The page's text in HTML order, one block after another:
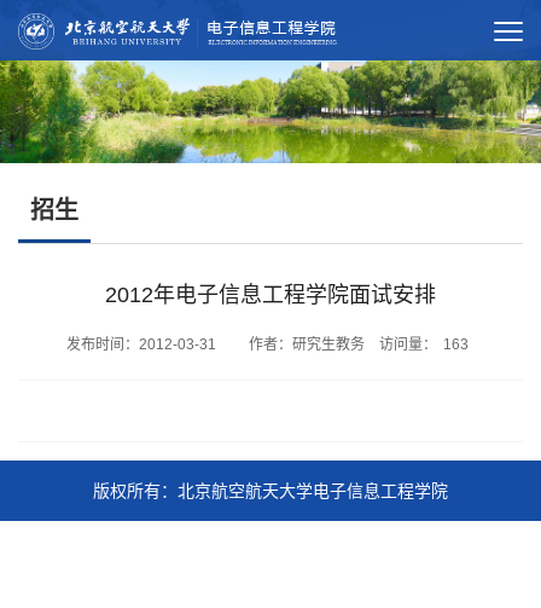
招生
2012年电子信息工程学院面试安排
发布时间：2012-03-31 作者：研究生教务 访问量： 163
版权所有：北京航空航天大学电子信息工程学院